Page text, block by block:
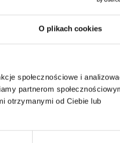
O plikach cookies
społecznościowe i
partnerom
otrzymanymi od Ciebie lub